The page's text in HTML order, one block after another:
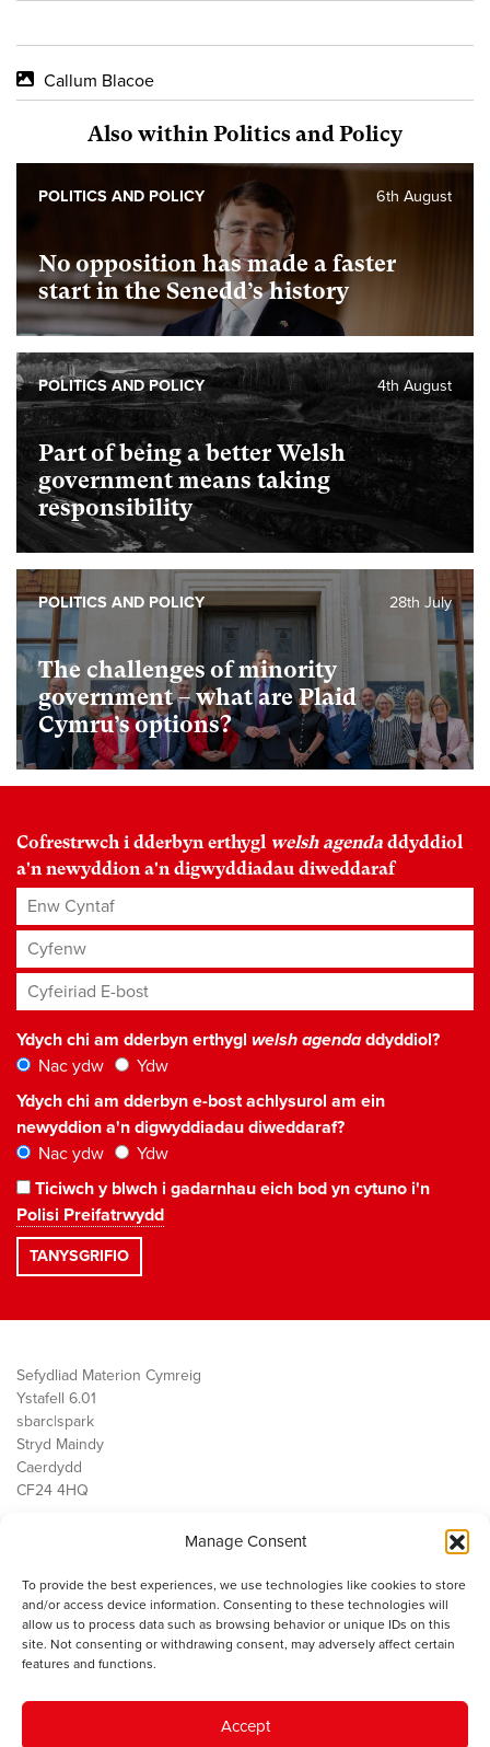
Manage Consent
To provide the best experiences, we use technologies like cookies to store
and/or access device information. Consenting to these technologies will
allow us to process data such as browsing behavior or unique IDs on this
site. Not consenting or withdrawing consent, may adversely affect certain
features and functions.
Accept
Callum Blacoe
Also within Politics and Policy
No opposition has made a faster
start in the Senedd’s history
6th August
POLITICS AND POLICY
Part of being a better Welsh
government means taking
responsibility
4th August
POLITICS AND POLICY
The challenges of minority
government – what are Plaid
Cymru’s options?
28th July
POLITICS AND POLICY
Cofrestrwch i dderbyn erthygl welsh agenda ddyddiol
a'n newyddion a'n digwyddiadau diweddaraf
Enw Cyntaf
Cyfenw
Cyfeiriad E-bost*
Ydych chi am dderbyn erthygl welsh agendaddyddiol?
Nac ydw
Ydw
Ydych chi am dderbyn e-bost achlysurol am ein
newyddion a'n digwyddiadau diweddaraf?
Nac ydw
Ydw
Ticiwch y blwch i gadarnhau eich bod yn cytuno i'n
Polisi Preifatrwydd
Sefydliad Materion Cymreig
Ystafell 6.01
sbarc|spark
Stryd Maindy
Caerdydd
CF24 4HQ
Public Services
Economi
Y SMC
Cysylltwch â ni